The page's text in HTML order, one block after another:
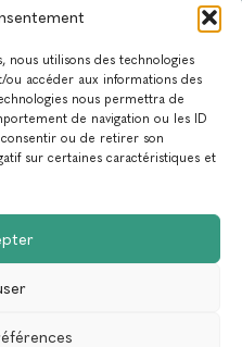
nous utilisons des technologies
accéder aux informations des
nous permettra de
de navigation ou les ID
ou de retirer son
sur certaines caractéristiques et
Action Climat.